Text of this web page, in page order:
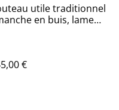
utile traditionnel
en buis, lame
€